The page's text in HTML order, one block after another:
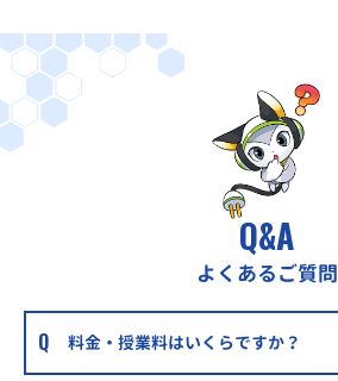
Q&A
よくあるご質問
料金・授業料はいくらですか？